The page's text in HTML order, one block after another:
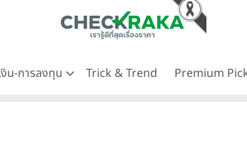
งิน-การลงทุน Trick & Trend Premium